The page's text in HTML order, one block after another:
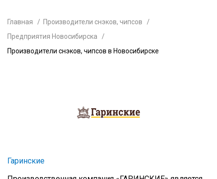
Главная
Производители снэков, чипсов
Предприятия Новосибирска
Производители снэков, чипсов в Новосибирске
Гаринские